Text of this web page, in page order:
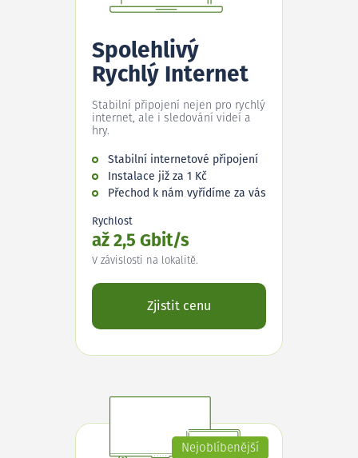
Spolehlivý
Rychlý Internet
Stabilní připojení nejen pro rychlý
internet, ale i sledování videí a
hry.
Stabilní internetové připojení
Instalace již za 1 Kč
Přechod k nám vyřídíme za vás
Rychlost
až 2,5 Gbit/s
V závislosti na lokalitě.
Zjistit cenu
Nejoblíbenější